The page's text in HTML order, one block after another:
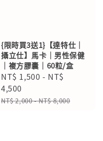
{限時買3送1}【達特仕｜
攝立仕】馬卡｜男性保健
｜複方膠囊｜60粒/盒
Sale
price
NT$ 1,500 - NT$
4,500
Regular
NT$ 2,000-NT$ 8,000